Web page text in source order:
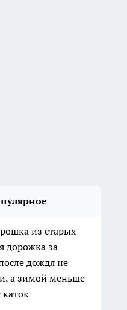
из старых
дорожка за
дождя не
а зимой меньше